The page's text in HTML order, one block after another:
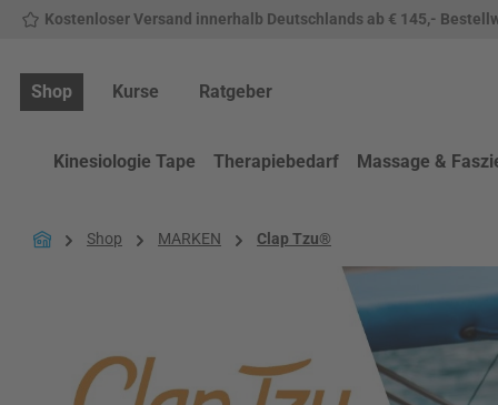
Hauptinhalt springen
Zur Suche springen
Zur Hauptnavigation springen
Kostenloser Versand innerhalb Deutschlands ab € 145,-
Shop Kurse Ratgeber
Kinesiologie Tape Therapiebedarf Massage &
Shop MARKEN Clap Tzu®